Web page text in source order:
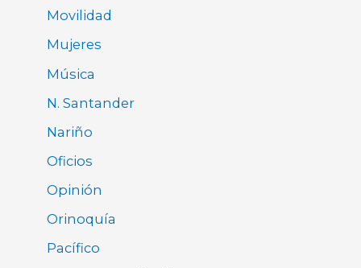
Movilidad
Mujeres
Música
N. Santander
Nariño
Oficios
Opinión
Orinoquía
Pacífico